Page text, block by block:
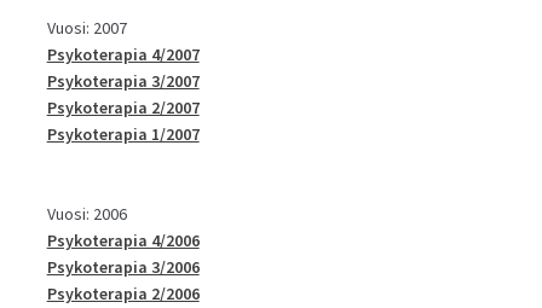
Vuosi: 2007
Psykoterapia 4/2007
Psykoterapia 3/2007
Psykoterapia 2/2007
Psykoterapia 1/2007
Vuosi: 2006
Psykoterapia 4/2006
Psykoterapia 3/2006
Psykoterapia 2/2006